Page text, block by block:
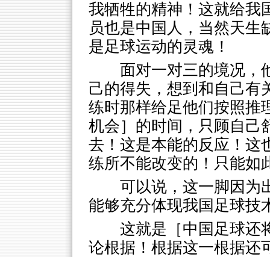
我牺牲的精神！这就给我
员也是中国人，当然天生
是足球运动的灵魂！
面对一对三的境况，
己的得失，想到和自己有
练时那样给足他们按照推
机会］的时间，只顾自己
去！这是本能的反应！这
练所不能改变的！只能如
可以说，这一脚因为
能够充分体现我国足球技
这就是［中国足球还
论根据！根据这一根据还